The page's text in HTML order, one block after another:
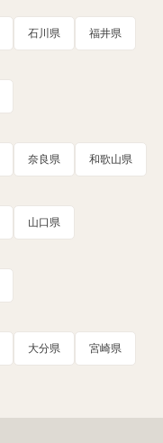
石川県 福井県
奈良県 和歌山県
山口県
大分県 宮崎県